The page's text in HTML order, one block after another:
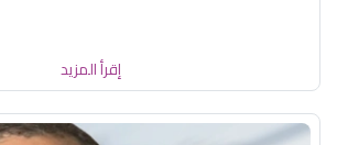
إقرأ المزيد